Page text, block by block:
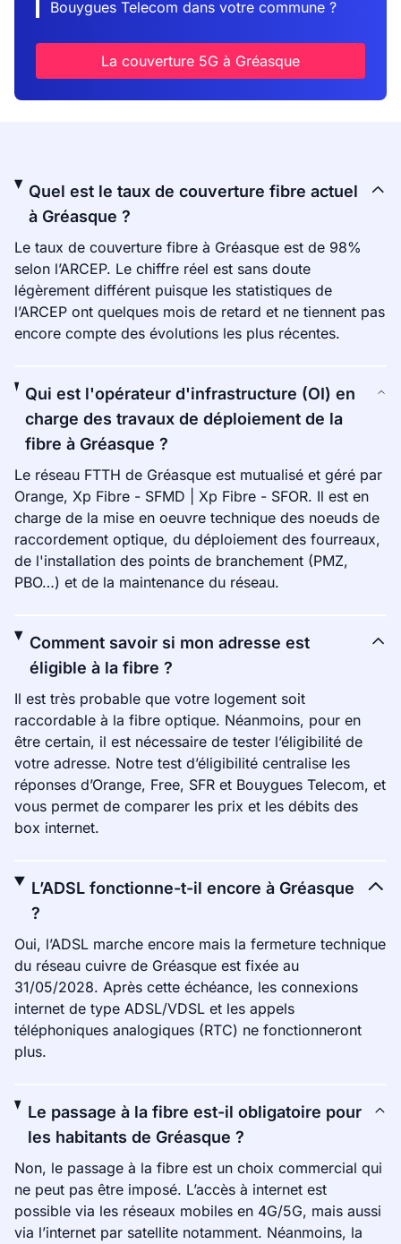
Bouygues Telecom dans votre commune ?
La couverture 5G à Gréasque
Quel est le taux de couverture fibre actuel
à Gréasque ?
Le taux de couverture fibre à Gréasque est de 98%
selon l’ARCEP. Le chiffre réel est sans doute
légèrement différent puisque les statistiques de
l’ARCEP ont quelques mois de retard et ne tiennent pas
encore compte des évolutions les plus récentes.
Qui est l'opérateur d'infrastructure (OI) en
charge des travaux de déploiement de la
fibre à Gréasque ?
Le réseau FTTH de Gréasque est mutualisé et géré par
Orange, Xp Fibre - SFMD | Xp Fibre - SFOR. Il est en
charge de la mise en oeuvre technique des noeuds de
raccordement optique, du déploiement des fourreaux,
de l'installation des points de branchement (PMZ,
PBO…) et de la maintenance du réseau.
Comment savoir si mon adresse est
éligible à la fibre ?
Il est très probable que votre logement soit
raccordable à la fibre optique. Néanmoins, pour en
être certain, il est nécessaire de tester l’éligibilité de
votre adresse. Notre test d’éligibilité centralise les
réponses d’Orange, Free, SFR et Bouygues Telecom, et
vous permet de comparer les prix et les débits des
box internet.
L’ADSL fonctionne-t-il encore à Gréasque
?
Oui, l’ADSL marche encore mais la fermeture technique
du réseau cuivre de Gréasque est fixée au
31/05/2028. Après cette échéance, les connexions
internet de type ADSL/VDSL et les appels
téléphoniques analogiques (RTC) ne fonctionneront
plus.
Le passage à la fibre est-il obligatoire pour
les habitants de Gréasque ?
Non, le passage à la fibre est un choix commercial qui
ne peut pas être imposé. L’accès à internet est
possible via les réseaux mobiles en 4G/5G, mais aussi
via l’internet par satellite notamment. Néanmoins, la